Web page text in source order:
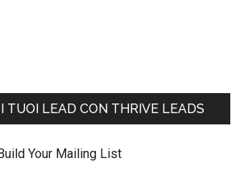
I TUOI LEAD CON THRIVE LEADS